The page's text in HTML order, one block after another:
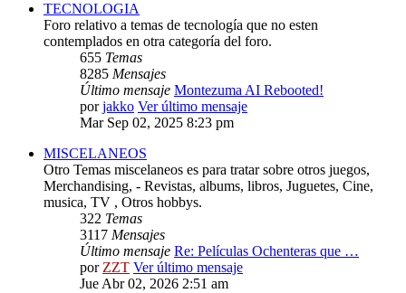
TECNOLOGIA
Foro relativo a temas de tecnología que no esten
contemplados en otra categoría del foro.
655 Temas
8285 Mensajes
Último mensaje Montezuma AI Rebooted!
porjakko Ver último mensaje
Mar Sep 02, 2025 8:23 pm
MISCELANEOS
Otro Temas miscelaneos es para tratar sobre otros juegos,
Merchandising, - Revistas, albums, libros, Juguetes, Cine,
musica, TV , Otros hobbys.
322 Temas
3117 Mensajes
Último mensaje Re: Películas Ochenteras que …
porZZT Ver último mensaje
Jue Abr 02, 2026 2:51 am